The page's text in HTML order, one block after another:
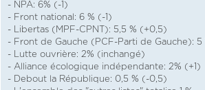
- NPA: 6% (-1)
- Front national: 6 % (-1)
- Libertas (MPF-CPNT): 5,5 % (+0,5)
- Front de Gauche (PCF-Parti de Gauche): 5
- Lutte ouvrière: 2% (inchangé)
- Alliance écologique indépendante: 2% (+1)
- Debout la République: 0,5 % (-0,5)